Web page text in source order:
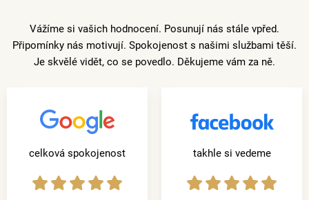
Vážíme si vašich hodnocení. Posunují nás stále vpřed.
Připomínky nás motivují. Spokojenost s našimi službami těší.
Je skvělé vidět, co se povedlo. Děkujeme vám za ně.
celková spokojenost takhle si vedeme